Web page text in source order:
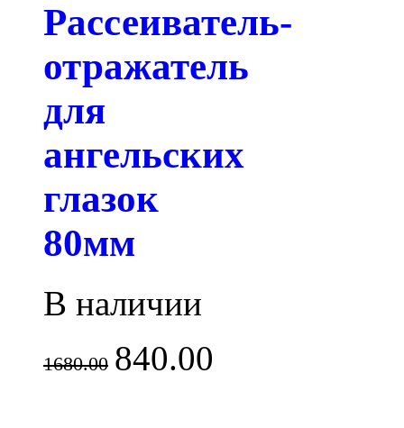
Рассеиватель-
отражатель
для
ангельских
глазок
80мм
В наличии
1680.00 840.00